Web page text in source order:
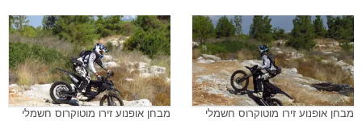
מבחן אופנוע זירו מוטוקרוס חשמלי מבחן אופנוע זירו מוטוקרוס חשמלי